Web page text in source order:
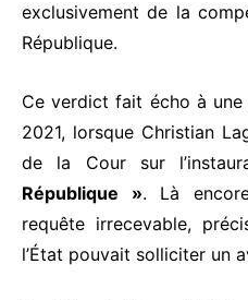
exclusivement de la
République.
Ce verdict fait écho à
2021, lorsque Christian
de la Cour sur
République ». Là
requête irrecevable,
l’État pouvait solliciter un